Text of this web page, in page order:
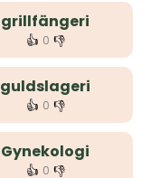
grillfängeri
👍 0 👎
guldslageri
👍 0 👎
Gynekologi
👍 0 👎